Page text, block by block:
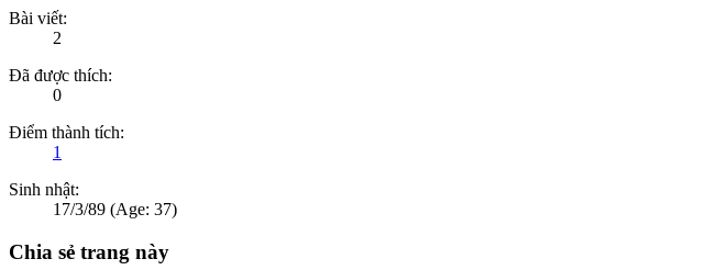
Bài viết:
2
Đã được thích:
0
Điểm thành tích:
1
Sinh nhật:
17/3/89 (Age: 37)
Chia sẻ trang này